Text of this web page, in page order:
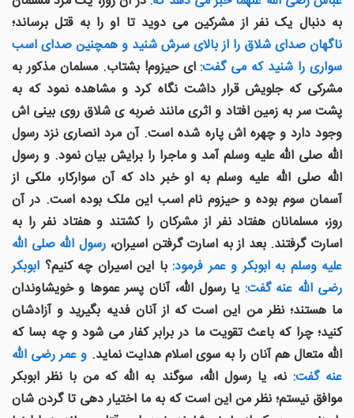
به دنبال يک نفر از مشرکين می دويد تا او را به قتل برساند؛
ناگهان صدای شلاق را از بالای سرش شنيد و همچنين صدای اسب
سواری را شنيد که می گفت:ای حيزوم! بشتاب. مسلمان مذکور به
مشرکی که جلويش قرار داشت نگاه کرد و مشاهده نمود که به
پشت سر به زمين افتاد و اثری مانند ضربه ی شلاق روی بينی اش
وجود دارد و چهره اش پاره شده است. آن مرد انصاری نزد رسول
الله صلی الله علیه وسلم آمد و ماجرا را برايش بيان نمود. و رسول
الله صلی الله علیه وسلم به او خبر داد که آن سوارکار، ملکی از
آسمان سوم بوده و حیزوم نام اسب این ملک بوده است. در آن
روز، مسلمانان هفتاد نفر از مشرکان را کشتند و هفتاد نفر را به
اسارت گرفتند. بعد از به اسارت گرفتن اسيران، رسول الله صلی الله
علیه وسلم به ابوبکر و عمر فرمود: با اين اسيران چه کنیم؟ ابوبکر
رضی الله عنه گفت: يا رسول الله، آنان پسر عموها و خويشاوندان
ما هستند؛ نظر من اين است که از آنان فديه بگيريد و آزادشان
کنید؛ چرا که باعث تقويت ما در برابر کفار می شود و چه بسا که
الله متعال هم آنان را به سوی اسلام هدايت نمايد. و عمر رضی الله
عنه گفت: نه، يا رسول الله، سوگند به الله که من با نظر ابوبکر
موافق نيستم؛ نظر من اين است که به ما اختيار دهی تا گردن شان